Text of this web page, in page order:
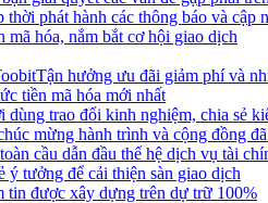
thời phát hành các thông báo và cập
mã hóa, nắm bắt cơ hội giao dịch
Tận hưởng ưu đãi giảm phí và
tiền mã hóa mới nhất
dùng trao đổi kinh nghiệm, chia sẻ
mừng hành trình và cộng đồng
cầu dẫn đầu thế hệ dịch vụ tài
ý tưởng để cải thiện sàn giao dịch
tin được xây dựng trên dự trữ 100%